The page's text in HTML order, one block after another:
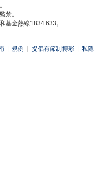
禁。
基金熱線1834 633。
規例 提倡有節制博彩 私